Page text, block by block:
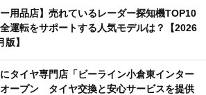
ー用品店】売れているレーダー探知機TOP10
全運転をサポートする人気モデルは？【2026
版】
タイヤ専門店「ビーライン小倉東インター
ープン タイヤ交換と安心サービスを提供